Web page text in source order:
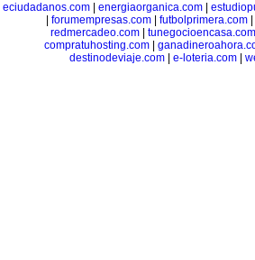
eciudadanos.com| energiaorganica.com|
forumempresas.com futbolprimera.com
redmercadeo.com| tunegocioencasa.com
compratuhosting.com|
destinodeviaje.com
e-loteria.com